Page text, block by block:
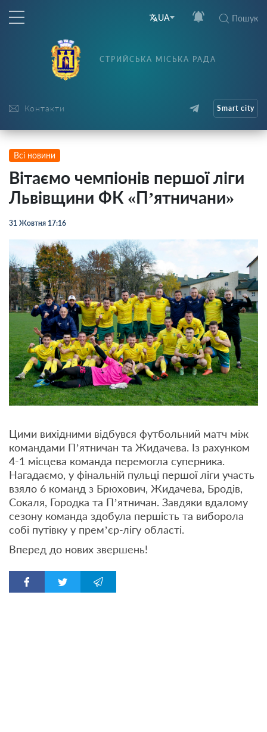
UA Пошук
Контакти
СТРИЙСЬКА МІСЬКА РАДА
Smart city
Всі новини
Вітаємо чемпіонів першої ліги
Львівщини ФК «П’ятничани»
31 Жовтня 17:16
Цими вихідними відбувся футбольний матч між
командами П’ятничан та Жидачева. Із рахунком
4-1 місцева команда перемогла суперника.
Нагадаємо, у фінальній пульці першої ліги участь
взяло 6 команд з Брюхович, Жидачева, Бродів,
Сокаля, Городка та П’ятничан. Завдяки вдалому
сезону команда здобула першість та виборола
собі путівку у прем’єр-лігу області.
Вперед до нових звершень!